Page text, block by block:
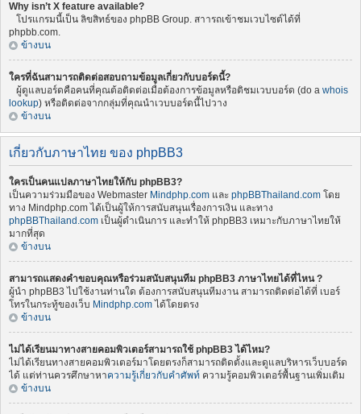
Why isn’t X feature available?
โปรแกรมนี้เป็น ลิขสิทธ์ของ phpBB Group. สาารถเข้าชมเวบไซต์ได้ที่
phpbb.com.
ข้างบน
ใครที่ฉันสามารถติดต่อสอบถามข้อมูลเกี่ยวกับบอร์ดนี้?
ผู้ดูแลบอร์ดคือคนที่คุณต้อติดต่อเมื่อต้องการข้อมูลหรือติชมเวบบอร์ด (do a whois
lookup) หรือติดต่อจากกลุ่มที่คุณนำเวบบอร์ดนี้ไปวาง
ข้างบน
เกี่ยวกับภาษาไทย ของ phpBB3
ใครเป็นคนแปลภาษาไทยให้กับ phpBB3?
เป็นความร่วมมือของ Webmaster Mindphp.com และ phpBBThailand.com โดย
ทาง Mindphp.com ได้เป็นผู้ให้การสนับสนุนเรื่องการเงิน และทาง
phpBBThailand.com เป็นผู้ดำเนินการ และทำให้ phpBB3 เหมาะกับภาษาไทยให้
มากที่สุด
ข้างบน
สามารถแสดงคำขอบคุณหรือร่วมสนับสนุนทีม phpBB3 ภาษาไทยได้ที่ไหน ?
ผู้นำ phpBB3 ไปใช้งานท่านใด ต้องการสนับสนุนทีมงาน สามารถติดต่อได้ที่ เบอร์
โทรในกระทู้ของเว็บ Mindphp.com ได้โดยตรง
ข้างบน
ไม่ได้เรียนมาทางสายคอมพิวเตอร์สามารถใช้ phpBB3 ได้ไหม?
ไม่ได้เรียนทางสายคอมพิวเตอร์มาโดยตรงก็สามารถติดตั้งและดูแลบริหารเว็บบอร์ด
ได้ แต่ท่านควรศึกษาหาความรู้เกี่ยวกับคำศัพท์ ความรู้คอมพิวเตอร์พื้นฐานเพิ่มเติม
ข้างบน